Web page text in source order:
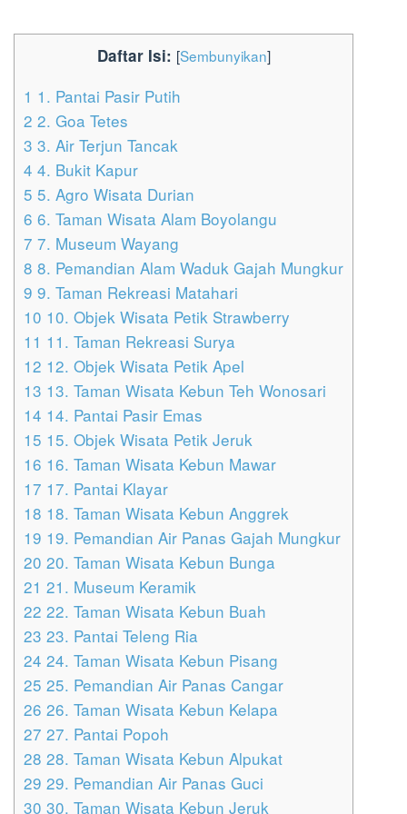
Daftar Isi: [Sembunyikan]
1 1. Pantai Pasir Putih
2 2. Goa Tetes
3 3. Air Terjun Tancak
4 4. Bukit Kapur
5 5. Agro Wisata Durian
6 6. Taman Wisata Alam Boyolangu
7 7. Museum Wayang
8 8. Pemandian Alam Waduk Gajah Mungkur
9 9. Taman Rekreasi Matahari
10 10. Objek Wisata Petik Strawberry
11 11. Taman Rekreasi Surya
12 12. Objek Wisata Petik Apel
13 13. Taman Wisata Kebun Teh Wonosari
14 14. Pantai Pasir Emas
15 15. Objek Wisata Petik Jeruk
16 16. Taman Wisata Kebun Mawar
17 17. Pantai Klayar
18 18. Taman Wisata Kebun Anggrek
19 19. Pemandian Air Panas Gajah Mungkur
20 20. Taman Wisata Kebun Bunga
21 21. Museum Keramik
22 22. Taman Wisata Kebun Buah
23 23. Pantai Teleng Ria
24 24. Taman Wisata Kebun Pisang
25 25. Pemandian Air Panas Cangar
26 26. Taman Wisata Kebun Kelapa
27 27. Pantai Popoh
28 28. Taman Wisata Kebun Alpukat
29 29. Pemandian Air Panas Guci
30 30. Taman Wisata Kebun Jeruk